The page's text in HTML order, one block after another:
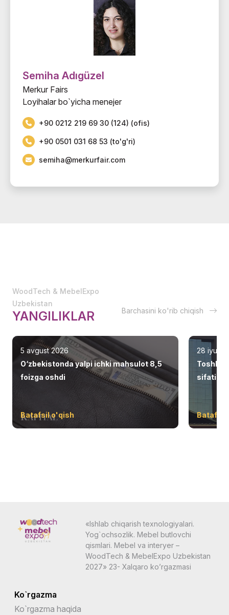
Semiha Adıgüzel
Merkur Fairs
Loyihalar bo`yicha menejer
+90 0212 219 69 30 (124) (ofis)
+90 0501 031 68 53 (to'g'ri)
semiha@merkurfair.com
WoodTech & MebelExpo
Uzbekistan
YANGILIKLAR Barchasini ko'rib chiqish
5 avgust 2026
O‘zbekistonda yalpi ichki mahsulot 8,5
foizga oshdi
Batafsil o'qish
28 iyul
Batafsil
«Ishlab chiqarish texnologiyalari.
Yog`ochsozlik. Mebel butlovchi
qismlari. Mebel va interyer –
WoodTech & MebelExpo Uzbekistan
2027» 23- Xalqaro ko’rgazmasi
Ko`rgazma
Ko`rgazma haqida